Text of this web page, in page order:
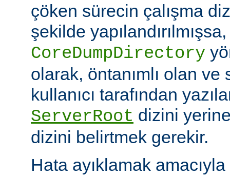
çöken sürecin çalışma
şekilde yapılandırılmışsa,
CoreDumpDirectory
olarak, öntanımlı olan ve
kullanıcı tarafından
ServerRoot dizini
dizini belirtmek gerekir.
Hata ayıklamak